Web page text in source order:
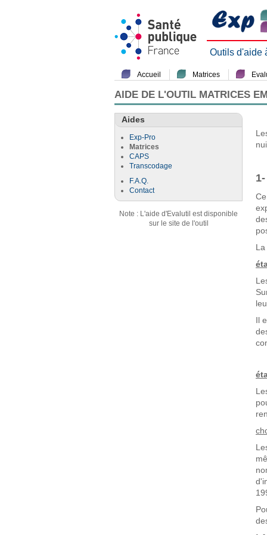
Outils d'aide
Accueil Matrices
AIDE DE L'OUTIL MATRICES
Aides
Exp-Pro
Matrices
CAPS
Transcodage
F.A.Q.
Contact
Note : L'aide d'Evalutil est disponible
sur le site de l'outil
Il